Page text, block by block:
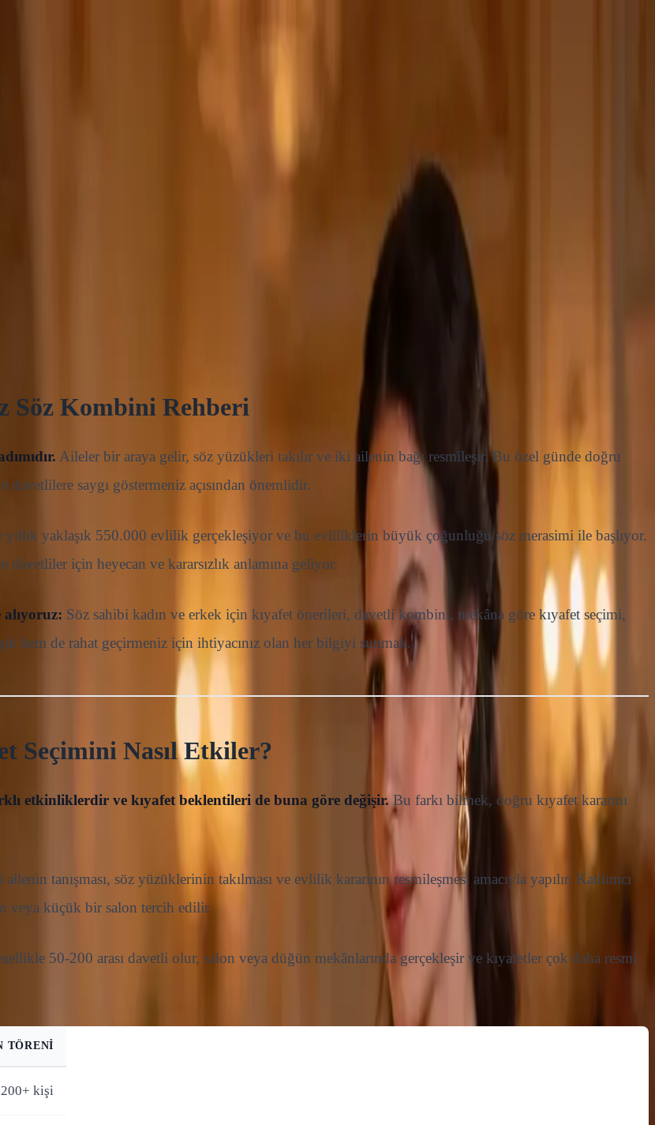
Söz Kombini Rehberi
Aileler bir araya gelir, söz yüzükleri takılır ve iki ailenin bağı resmileşir. Bu özel günde doğru
saygı göstermeniz açısından önemlidir.
yaklaşık 550.000 evlilik gerçekleşiyor ve bu evliliklerin büyük çoğunluğu söz merasimi ile başlıyor.
için heyecan ve kararsızlık anlamına geliyor.
alıyoruz: Söz sahibi kadın ve erkek için kıyafet önerileri, davetli kombini, mekâna göre kıyafet seçimi,
hem de rahat geçirmeniz için ihtiyacınız olan her bilgiyi sunmak.
Seçimini Nasıl Etkiler?
etkinliklerdir ve kıyafet beklentileri de buna göre değişir.Bu farkı bilmek, doğru kıyafet kararını
tanışması, söz yüzüklerinin takılması ve evlilik kararının resmileşmesi amacıyla yapılır. Katılımcı
veya küçük bir salon tercih edilir.
50-200 arası davetli olur, salon veya düğün mekânlarında gerçekleşir ve kıyafetler çok daha resmi
TÖRENI
kişi